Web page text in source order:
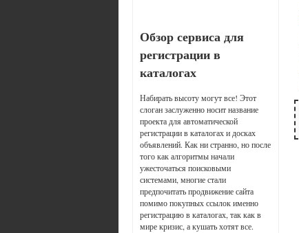
Обзор сервиса для
регистрации в
каталогах
Набирать высоту могут все! Этот
слоган заслуженно носит название
проекта для автоматической
регистрации в каталогах и досках
объявлений. Как ни странно, но после
того как алгоритмы начали
ужесточаться поисковыми
системами, многие стали
предпочитать продвижение сайта
помимо покупных ссылок именно
регистрацию в каталогах, так как в
мире кризис, а кушать хотят все.